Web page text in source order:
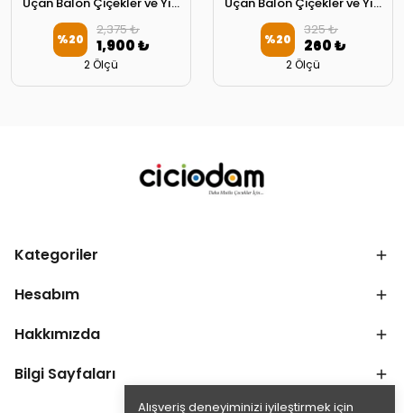
Alışveriş deneyiminizi iyileştirmek için
%20
2,375 ₺
1,900 ₺
2 Ölçü
%20
325 ₺
260 ₺
2 Ölçü
Kategoriler
Hesabım
Hakkımızda
Bilgi Sayfaları